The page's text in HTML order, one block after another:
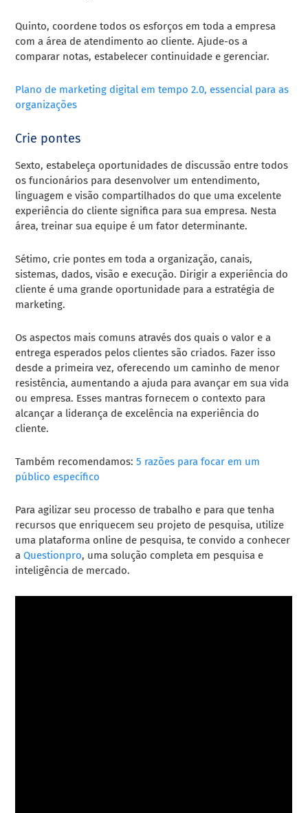
Quinto, coordene todos os esforços em toda a empresa
com a área de atendimento ao cliente. Ajude-os a
comparar notas, estabelecer continuidade e gerenciar.
Plano de marketing digital em tempo 2.0, essencial para as
organizações
Crie pontes
Sexto, estabeleça oportunidades de discussão entre todos
os funcionários para desenvolver um entendimento,
linguagem e visão compartilhados do que uma excelente
experiência do cliente significa para sua empresa. Nesta
área, treinar sua equipe é um fator determinante.
Sétimo, crie pontes em toda a organização, canais,
sistemas, dados, visão e execução. Dirigir a experiência do
cliente é uma grande oportunidade para a estratégia de
marketing.
Os aspectos mais comuns através dos quais o valor e a
entrega esperados pelos clientes são criados. Fazer isso
desde a primeira vez, oferecendo um caminho de menor
resistência, aumentando a ajuda para avançar em sua vida
ou empresa. Esses mantras fornecem o contexto para
alcançar a liderança de excelência na experiência do
cliente.
Também recomendamos:5 razões para focar em um
público específico
Para agilizar seu processo de trabalho e para que tenha
recursos que enriquecem seu projeto de pesquisa, utilize
uma plataforma online de pesquisa, te convido a conhecer
a Questionpro, uma solução completa em pesquisa e
inteligência de mercado.